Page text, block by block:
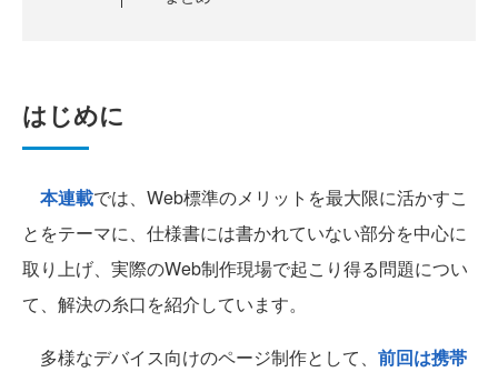
はじめに
本連載では、Web標準のメリットを最大限に活かすこ
とをテーマに、仕様書には書かれていない部分を中心に
取り上げ、実際のWeb制作現場で起こり得る問題につい
て、解決の糸口を紹介しています。
多様なデバイス向けのページ制作として、 前回は携帯